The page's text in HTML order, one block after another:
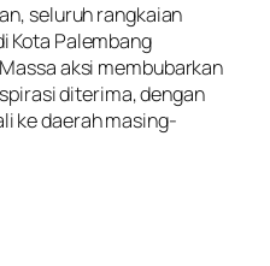
seluruh rangkaian
Kota Palembang
aksi membubarkan
diterima, dengan
ke daerah masing-